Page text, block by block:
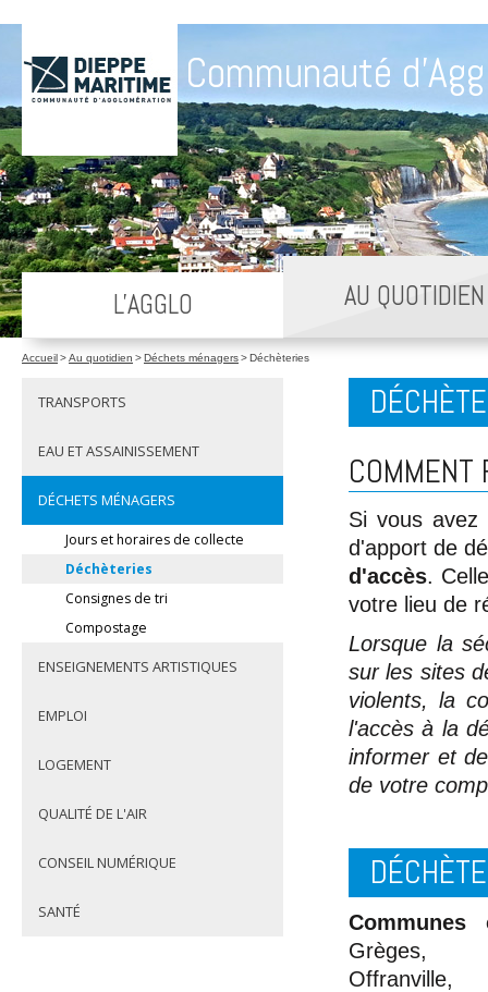
Communauté
Accueil>Au quotidien >Déchets ménagers>Déchèteries
L'AGGLO AU QUOTIDIEN
TRANSPORTS
EAU ET ASSAINISSEMENT
DÉCHETS MÉNAGERS
Jours et horaires de collecte
Déchèteries
Consignes de tri
Compostage
ENSEIGNEMENTS ARTISTIQUES
EMPLOI
LOGEMENT
QUALITÉ DE L'AIR
CONSEIL NUMÉRIQUE
SANTÉ
COMMENT
Si vous avez
d'apport de
d'accès.
votre lieu de
Lorsque la
sur les sites
violents, la
l'accès à la
informer et
de votre
Communes
Grèges,
Offranville,